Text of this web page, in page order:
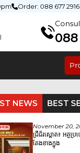
Order: 088 677 2916
088
NEWS BEST
November 20,
ជ្រីជ័រស្ពោត៖ អត្ថប្
តែងខាងក្នុង